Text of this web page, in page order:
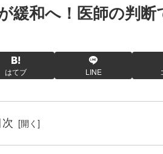
緩和へ！医師の判断
はてブ LINE